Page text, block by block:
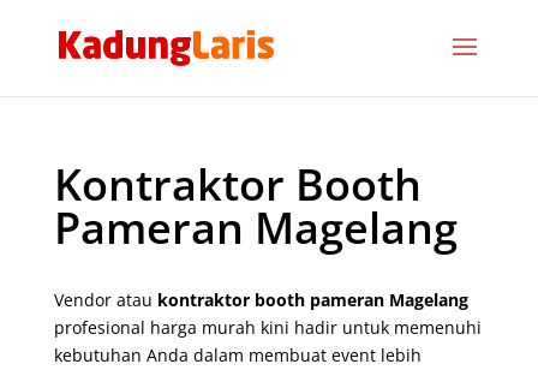
Kontraktor Booth
Pameran Magelang
Vendor atau kontraktor booth pameran Magelang
profesional harga murah kini hadir untuk memenuhi
kebutuhan Anda dalam membuat event lebih